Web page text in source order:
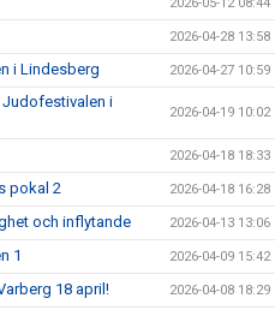
2026-04-28 13:58
i Lindesberg 2026-04-27 10:59
i
2026-04-19 10:02
2026-04-18 18:33
pokal 2 2026-04-18 16:28
och inflytande 2026-04-13 13:06
1 2026-04-09 15:42
18 april! 2026-04-08 18:29